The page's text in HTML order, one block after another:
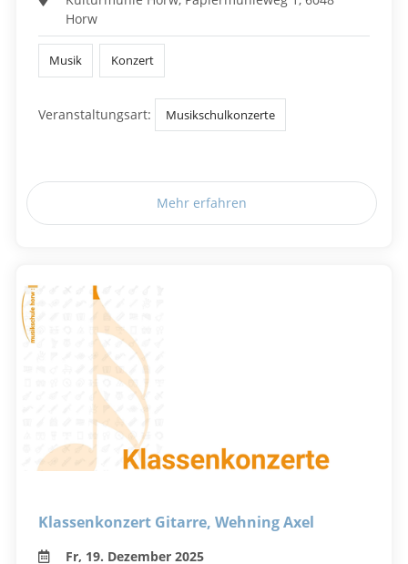
Horw
Musik Konzert
Veranstaltungsart: Musikschulkonzerte
Mehr erfahren
Klassenkonzert Gitarre, Wehning Axel
Fr, 19. Dezember 2025